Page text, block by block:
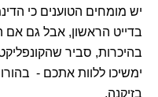
יש מומחים הטוענים כי
בדייט הראשון, אבל גם אם
בהיכרות, סביר
ימשיכו ללוות אתכם -
בזיקנה.